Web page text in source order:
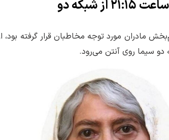
مادران مورد توجه مخاطبان قرار گرفته بود،